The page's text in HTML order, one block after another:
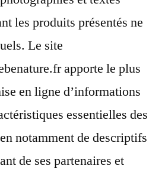
les produits présentés ne
Le site
apporte le plus
en ligne d’informations
essentielles des
notamment de descriptifs
de ses partenaires et